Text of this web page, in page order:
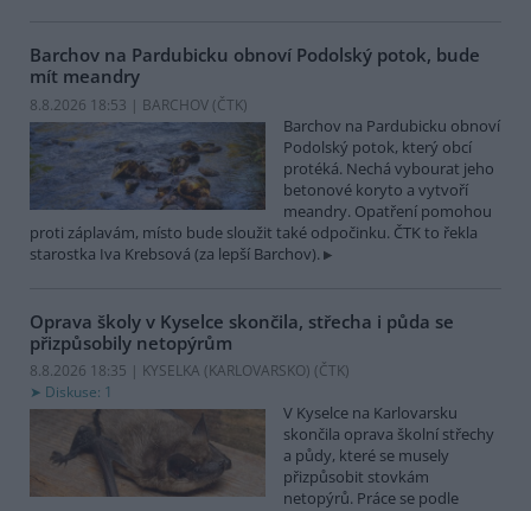
Barchov na Pardubicku obnoví Podolský potok, bude
mít meandry
8.8.2026 18:53 | BARCHOV (ČTK)
Barchov na Pardubicku obnoví
Podolský potok, který obcí
protéká. Nechá vybourat jeho
betonové koryto a vytvoří
meandry. Opatření pomohou
proti záplavám, místo bude sloužit také odpočinku. ČTK to řekla
starostka Iva Krebsová (za lepší Barchov).
Oprava školy v Kyselce skončila, střecha i půda se
přizpůsobily netopýrům
8.8.2026 18:35 | KYSELKA (KARLOVARSKO) (ČTK)
Diskuse: 1
V Kyselce na Karlovarsku
skončila oprava školní střechy
a půdy, které se musely
přizpůsobit stovkám
netopýrů. Práce se podle